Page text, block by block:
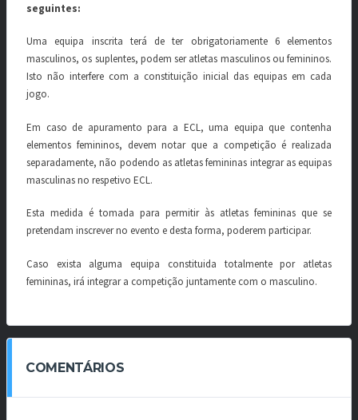
seguintes:
Uma equipa inscrita terá de ter obrigatoriamente 6 elementos
masculinos, os suplentes, podem ser atletas masculinos ou femininos.
Isto não interfere com a constituição inicial das equipas em cada
jogo.
Em caso de apuramento para a ECL, uma equipa que contenha
elementos femininos, devem notar que a competição é realizada
separadamente, não podendo as atletas femininas integrar as equipas
masculinas no respetivo ECL.
Esta medida é tomada para permitir às atletas femininas que se
pretendam inscrever no evento e desta forma, poderem participar.
Caso exista alguma equipa constituida totalmente por atletas
femininas, irá integrar a competição juntamente com o masculino.
COMENTÁRIOS